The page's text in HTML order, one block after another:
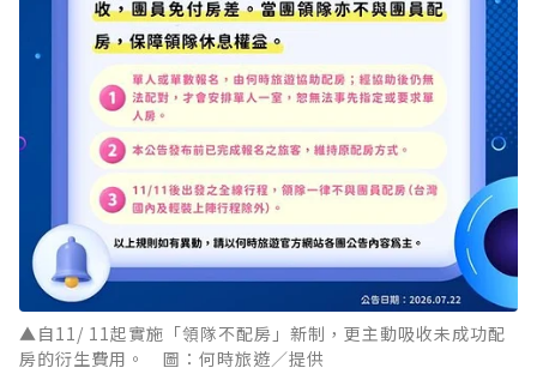
▲自11/ 11起實施「領隊不配房」新制，更主動吸收未成功配
房的衍生費用。 圖：何時旅遊／提供